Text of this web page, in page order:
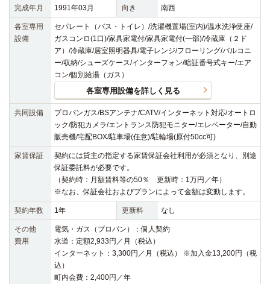
完成年月 1991年03月 向き 南西
各室専用
設備
セパレート（バス・トイレ）/洗濯機置場(室内)/温水洗浄便座/
ガスコンロ(1口)/家具家電付/家具家電付(一部)/冷蔵庫（２ド
ア）/冷蔵庫/居室照明器具/電子レンジ/フローリング/バルコニ
ー/収納/シューズケース/インターフォン/暗証番号式キー/エア
コン/個別給湯（ガス）
各室専用設備を詳しく見る
共同設備
プロパンガス/BSアンテナ/CATV/インターネット対応/オートロ
ック/防犯カメラ/エントランス防犯モニター/エレベーター/自動
販売機/宅配BOX/駐車場(任意)/駐輪場(原付50cc可)
家賃保証
契約には貸主の指定する家賃保証会社利用が必須となり、別途
保証委託料が必要です。
（契約時：月額賃料等の50％ 更新時：1万円／年）
※なお、保証会社およびプランによって金額は変動します。
契約年数 1年 更新料 なし
その他
費用
電気・ガス（プロパン）：個人契約
水道：定額2,933円／月（税込）
インターネット：3,300円／月（税込） ※加入金13,200円（税
込）
町内会費：2,400円／年